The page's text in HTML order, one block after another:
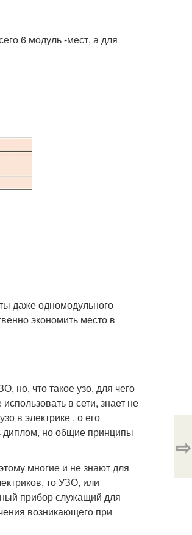
6 модуль -мест, а для
даже одномодульного
экономить место в
но, что такое узо, для чего
в сети, знает не
в электрике . о его
диплом, но общие принципы
многие и не знают для
то УЗО, или
прибор служащий для
возникающего при
⇨